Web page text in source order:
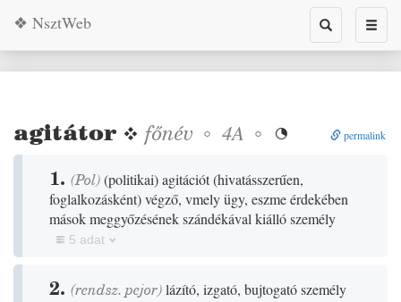
Toggle
search
❖ NsztWeb
agitátor ❖ főnév ◦ 4A ◦  permalink
1. (Pol)(politikai)agitációt(hivatásszerűen,
foglalkozásként)végző, vmely ügy, eszme érdekében
mások meggyőzésének szándékával kiálló személy
5 adat
2. (rendsz. pejor)lázító, izgató, bujtogató személy